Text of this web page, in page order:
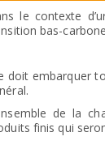
le contexte
bas-
doit embarquer
de la
finis qui